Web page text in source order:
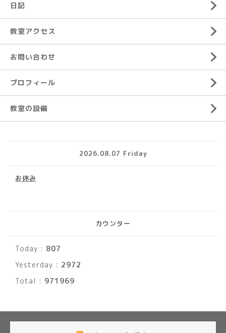
日記
教室アクセス
お問い合わせ
プロフィール
教室の設備
2026.08.07 Friday
お休み
カウンター
Today : 807
Yesterday : 2972
Total : 971969